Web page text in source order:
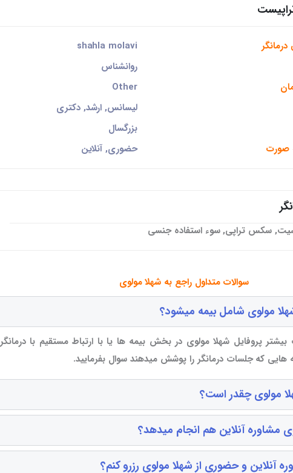
shahla molavi
روانشناس
Other
لیسانس, ارشد, دکتری
بزرگسال
صورت
حضوری, آنلاین
سکس تراپی, سوء استفاده جنسی
سوالات متداول راجع به شهلا مولوی
مولوی شامل بیمه میشود؟
بیشتر پروفایل شهلا مولوی در بخش بیمه ها یا با ارتباط مستقیم با درمانگر
هایی که جلسات درمانگر را پوشش میدهند سوال بفرمایید.
مولوی چقدر است؟
مشاوره آنلاین هم انجام میدهد؟
آنلاین و حضوری از شهلا مولوی رزرو کنم؟